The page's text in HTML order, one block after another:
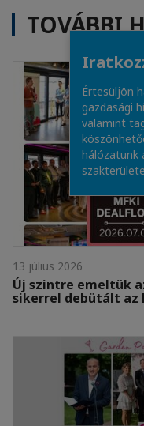
TOVÁBBI
13 július 2026
Új szintre emeltük
sikerrel debütált az
Értesüljön
gazdasági
valamint
hálózatunk